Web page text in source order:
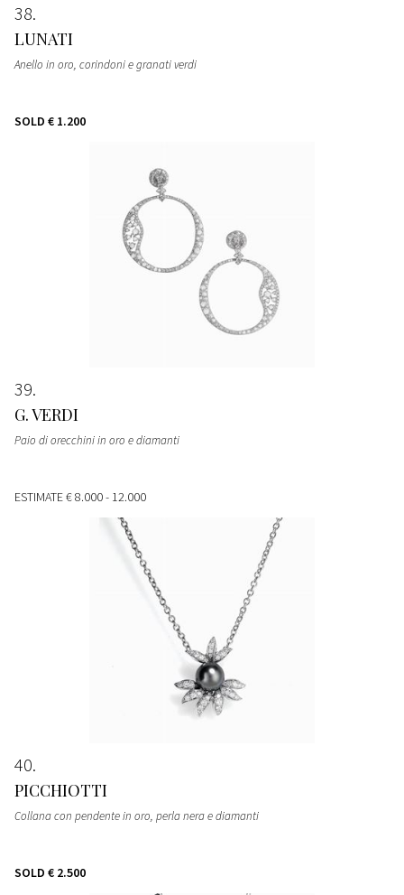
38
LUNATI
Anello in oro, corindoni e granati verdi
SOLD € 1.200
39
G. VERDI
Paio di orecchini in oro e diamanti
ESTIMATE€ 8.000 - 12.000
40
PICCHIOTTI
Collana con pendente in oro, perla nera e diamanti
SOLD € 2.500